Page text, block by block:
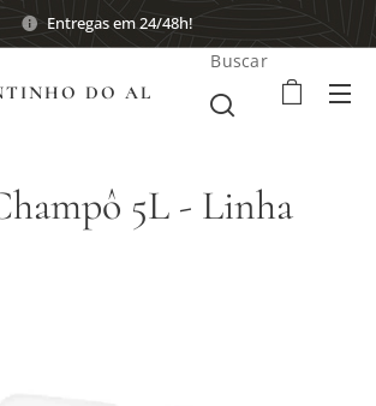
Entregas em 24/48h!
DO AL
Buscar
5L - Linha